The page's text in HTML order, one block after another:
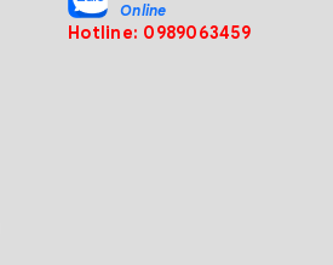
Online
Hotline: 0989063459